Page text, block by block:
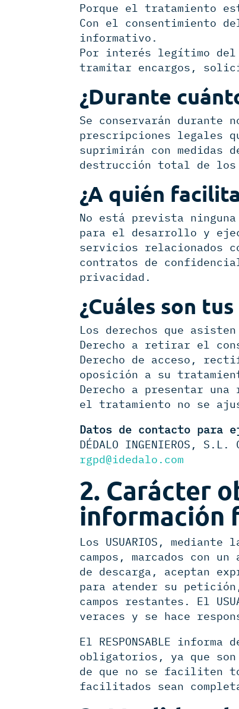
Porque el tratamiento
Con el consentimiento
informativo.
Por interés legítimo del
tramitar encargos,
¿Durante
Se conservarán durante
prescripciones legales
suprimirán con medidas
destrucción total de los
¿A quién
No está prevista
para el desarrollo y
servicios relacionados
contratos de
privacidad.
¿Cuáles son tus
Los derechos que asisten
Derecho a retirar el
Derecho de acceso,
oposición a su
Derecho a presentar
el tratamiento no se
Datos de contacto para
DÉDALO INGENIEROS,
rgpd@idedalo.com
2. Carácter
información
Los USUARIOS,
campos, marcados con
de descarga, aceptan
para atender su
campos restantes. El
veraces y se hace
El RESPONSABLE
obligatorios, ya que son
de que no se faciliten
facilitados sean